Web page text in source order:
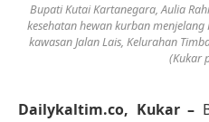
Bupati Kutai Kartanegara, Aulia
kesehatan hewan kurban
kawasan Jalan Lais, Kelurahan
(Kukar
Dailykaltim.co, Kukar –